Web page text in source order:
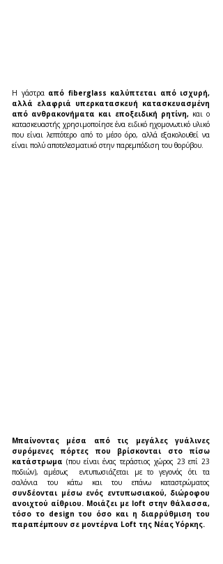
Η γάστρα από fiberglass καλύπτεται από ισχυρή,
αλλά ελαφριά υπερκατασκευή κατασκευασμένη
από ανθρακονήματα και εποξειδική ρητίνη, και ο
κατασκευαστής χρησιμοποίησε ένα ειδικό ηχομονωτικό υλικό
που είναι λεπτότερο από το μέσο όρο, αλλά εξακολουθεί να
είναι πολύ αποτελεσματικό στην παρεμπόδιση του θορύβου.
Μπαίνοντας μέσα από τις μεγάλες γυάλινες
συρόμενες πόρτες που βρίσκονται στο πίσω
κατάστρωμα (που είναι ένας τεράστιος χώρος 23 επί 23
ποδιών), αμέσως  εντυπωσιάζεται με το γεγονός ότι τα
συνδέονται μέσω ενός εντυπωσιακού, διώροφου
ανοιχτού αίθριου. Μοιάζει με loft στην θάλασσα,
τόσο το design του όσο και η διαρρύθμιση του
παραπέμπουν σε μοντέρνα Loft της Νέας Υόρκης.